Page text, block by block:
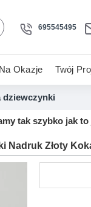
695545495
Na Okazje Twój
dziewczynki
tak szybko jak
Nadruk Złoty